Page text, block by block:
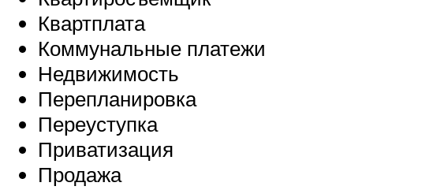
Квартплата
Коммунальные платежи
Недвижимость
Перепланировка
Переуступка
Приватизация
Продажа